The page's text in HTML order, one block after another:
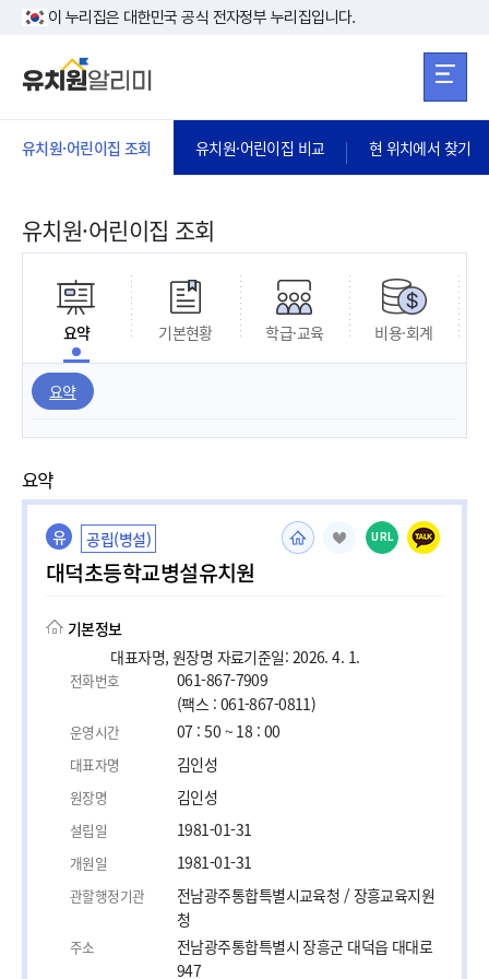
본문 바로가기
이 누리집은 대한민국 공식 전자정부 누리집입니다.
유치원·어린이집 조회 유치원·어린이집 비교 현 위치에서 찾기
유치원·어린이집 조회
요약 기본현황 학급·교육 비용·회계
요약
요약
유 공립(병설)
대덕초등학교병설유치원
URL
기본정보
대표자명, 원장명 자료기준일: 2026. 4. 1.
전화번호
061-867-7909
(팩스 : 061-867-0811)
운영시간 07 : 50 ~ 18 : 00
대표자명 김인성
원장명 김인성
설립일 1981-01-31
개원일 1981-01-31
관할행정기관
전남광주통합특별시교육청 / 장흥교육지원
청
주소
전남광주통합특별시 장흥군 대덕읍 대대로
947